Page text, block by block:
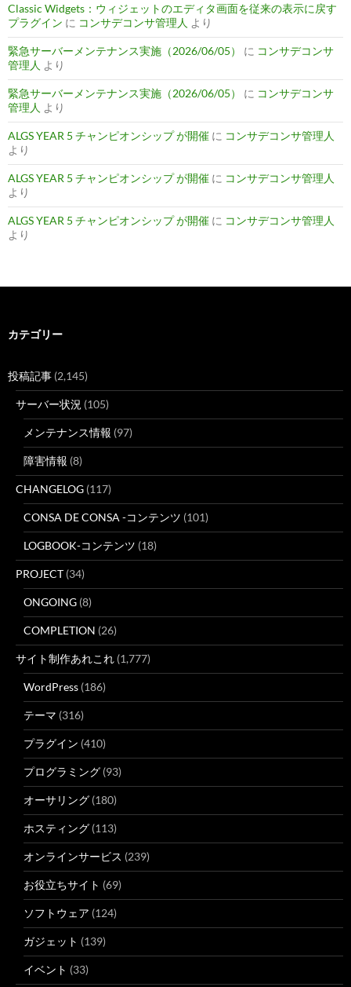
Classic Widgets：ウィジェットのエディタ画面を従来の表示に戻す
プラグイン に コンサデコンサ管理人 より
緊急サーバーメンテナンス実施（2026/06/05） に コンサデコンサ
管理人 より
緊急サーバーメンテナンス実施（2026/06/05） に コンサデコンサ
管理人 より
ALGS YEAR 5 チャンピオンシップ が開催 に コンサデコンサ管理人
より
ALGS YEAR 5 チャンピオンシップ が開催 に コンサデコンサ管理人
より
ALGS YEAR 5 チャンピオンシップ が開催 に コンサデコンサ管理人
より
カテゴリー
投稿記事 (2,145)
サーバー状況 (105)
メンテナンス情報 (97)
障害情報 (8)
CHANGELOG (117)
CONSA DE CONSA -コンテンツ (101)
LOGBOOK-コンテンツ (18)
PROJECT (34)
ONGOING (8)
COMPLETION (26)
サイト制作あれこれ (1,777)
WordPress (186)
テーマ (316)
プラグイン (410)
プログラミング (93)
オーサリング (180)
ホスティング (113)
オンラインサービス (239)
お役立ちサイト (69)
ソフトウェア (124)
ガジェット (139)
イベント (33)